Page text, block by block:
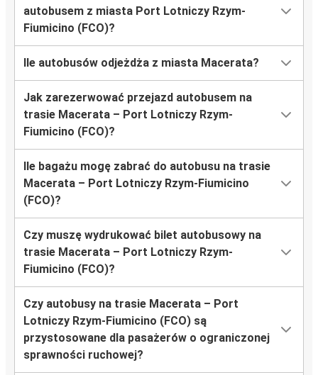
autobusem z miasta Port Lotniczy Rzym-
Fiumicino (FCO)?
Ile autobusów odjeżdża z miasta Macerata?
Jak zarezerwować przejazd autobusem na
trasie Macerata – Port Lotniczy Rzym-
Fiumicino (FCO)?
Ile bagażu mogę zabrać do autobusu na trasie
Macerata – Port Lotniczy Rzym-Fiumicino
(FCO)?
Czy muszę wydrukować bilet autobusowy na
trasie Macerata – Port Lotniczy Rzym-
Fiumicino (FCO)?
Czy autobusy na trasie Macerata – Port
Lotniczy Rzym-Fiumicino (FCO) są
przystosowane dla pasażerów o ograniczonej
sprawności ruchowej?